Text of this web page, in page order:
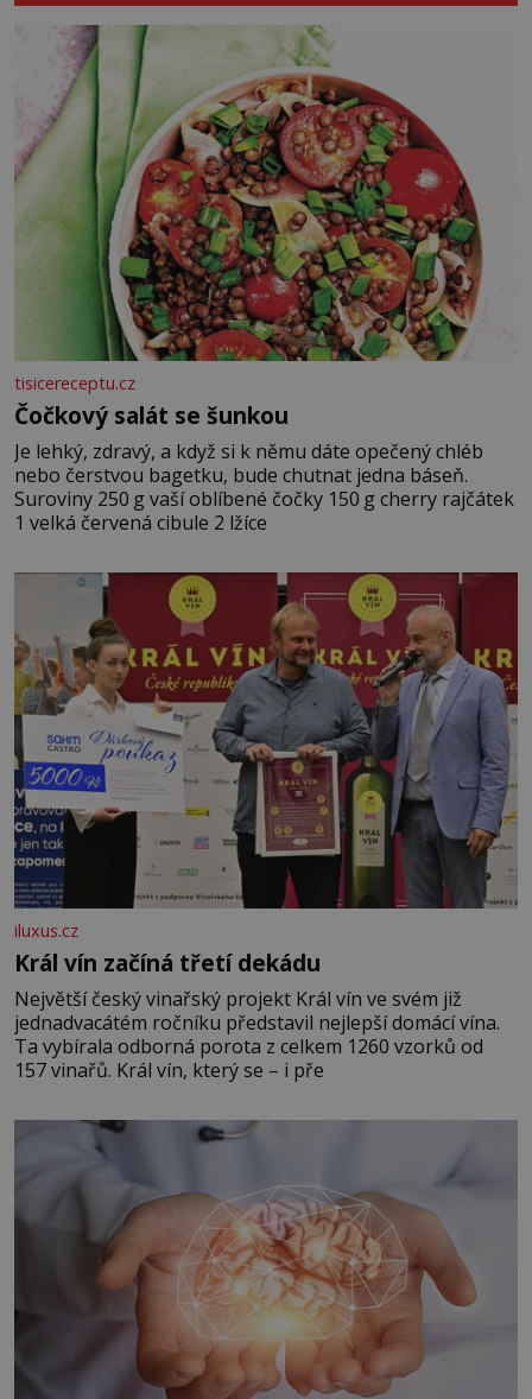
tisicereceptu.cz
Čočkový salát se šunkou
Je lehký, zdravý, a když si k němu dáte opečený chléb
nebo čerstvou bagetku, bude chutnat jedna báseň.
Suroviny 250 g vaší oblíbené čočky 150 g cherry rajčátek
1 velká červená cibule 2 lžíce
iluxus.cz
Král vín začíná třetí dekádu
Největší český vinařský projekt Král vín ve svém již
jednadvacátém ročníku představil nejlepší domácí vína.
Ta vybírala odborná porota z celkem 1260 vzorků od
157 vinařů. Král vín, který se – i pře